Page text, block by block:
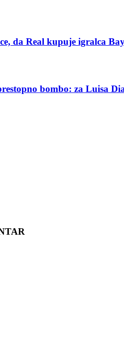
da Real kupuje igralca
bombo: za Luisa